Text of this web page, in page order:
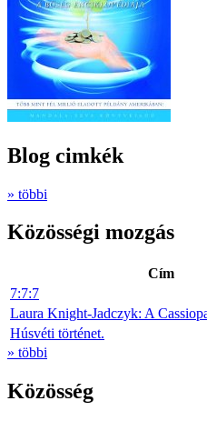
Blog cimkék
» többi
Közösségi mozgás
Cím
7:7:7
Laura Knight-Jadczyk: A
Húsvéti történet.
» többi
Közösség